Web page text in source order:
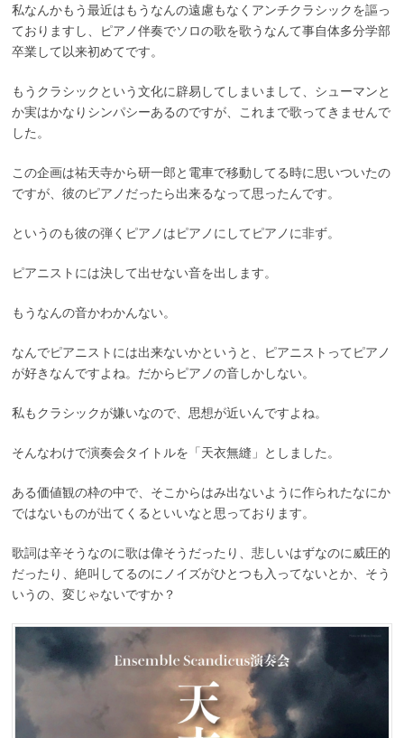
私なんかもう最近はもうなんの遠慮もなくアンチクラシックを謳っ
ておりますし、ピアノ伴奏でソロの歌を歌うなんて事自体多分学部
卒業して以来初めてです。
もうクラシックという文化に辟易してしまいまして、シューマンと
か実はかなりシンパシーあるのですが、これまで歌ってきませんで
した。
この企画は祐天寺から研一郎と電車で移動してる時に思いついたの
ですが、彼のピアノだったら出来るなって思ったんです。
というのも彼の弾くピアノはピアノにしてピアノに非ず。
ピアニストには決して出せない音を出します。
もうなんの音かわかんない。
なんでピアニストには出来ないかというと、ピアニストってピアノ
が好きなんですよね。だからピアノの音しかしない。
私もクラシックが嫌いなので、思想が近いんですよね。
そんなわけで演奏会タイトルを「天衣無縫」としました。
ある価値観の枠の中で、そこからはみ出ないように作られたなにか
ではないものが出てくるといいなと思っております。
歌詞は辛そうなのに歌は偉そうだったり、悲しいはずなのに威圧的
だったり、絶叫してるのにノイズがひとつも入ってないとか、そう
いうの、変じゃないですか？